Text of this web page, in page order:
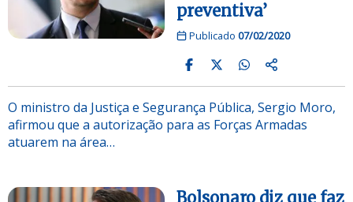
preventiva’
Publicado 07/02/2020
O ministro da Justiça e Segurança Pública, Sergio Moro,
afirmou que a autorização para as Forças Armadas
atuarem na área…
Bolsonaro diz que faz